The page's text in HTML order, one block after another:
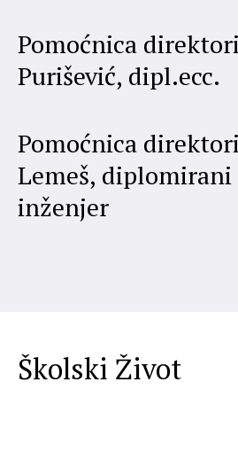
Pomoćnica
Purišević, dipl.ecc.
Pomoćnica
Lemeš,
inženjer
Školski Život